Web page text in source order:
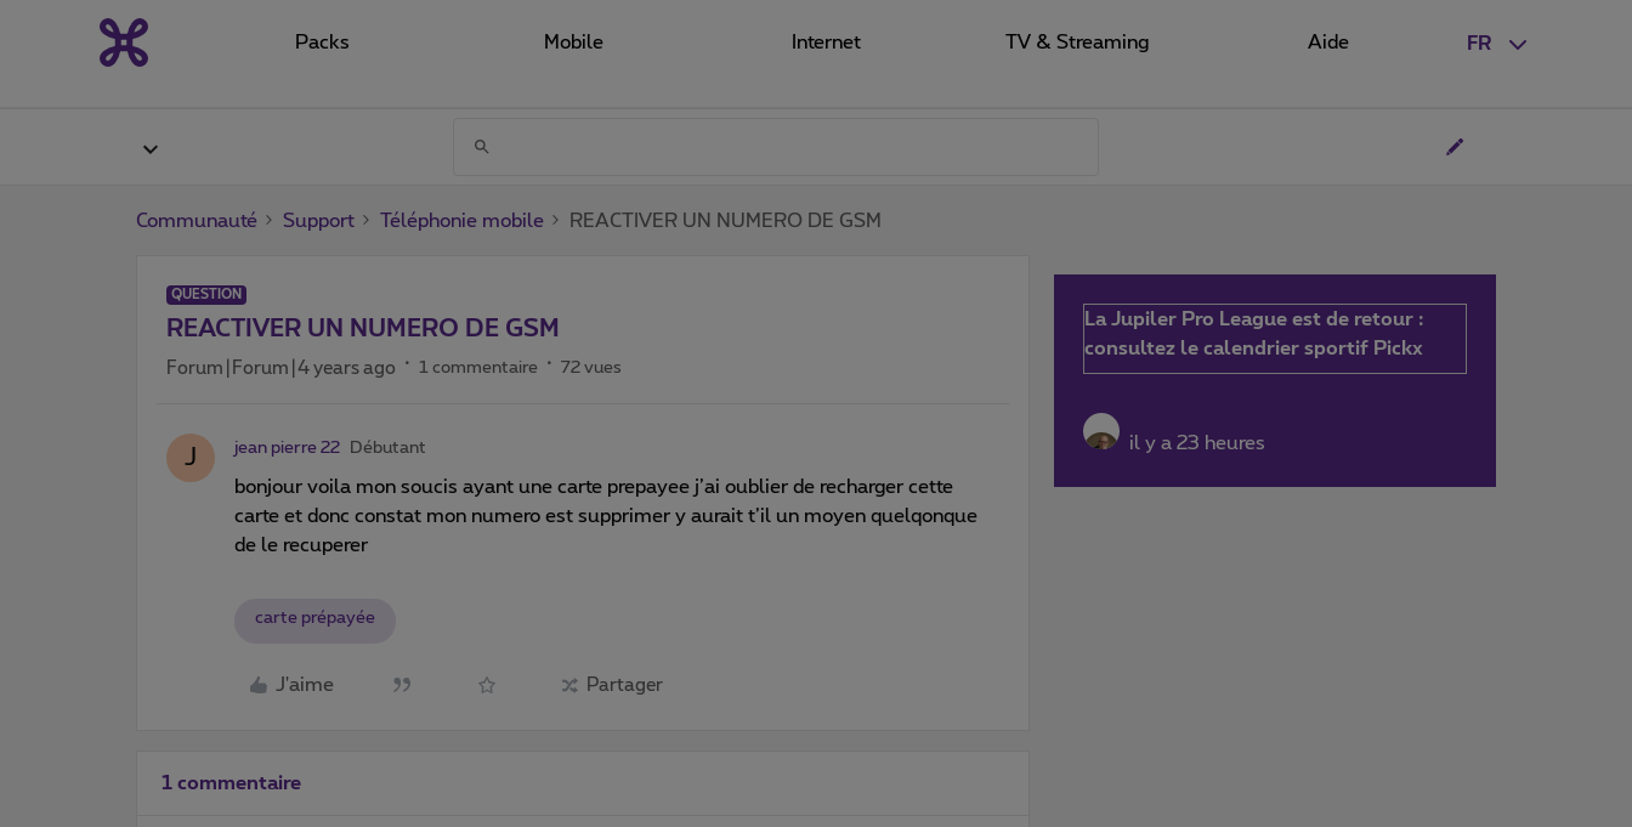
FR
Packs Mobile Internet TV & Streaming Aide
Communauté Support Téléphonie mobile REACTIVER UN NUMERO DE GSM
QUESTION
REACTIVER UN NUMERO DE GSM
Forum|Forum|4 years ago 1 commentaire 72 vues
J jean pierre 22 Débutant
bonjour voila mon soucis ayant une carte prepayee j’ai oublier de recharger cette
carte et donc constat mon numero est supprimer y aurait t’il un moyen quelqonque
de le recuperer
carte prépayée
J'aime Partager
1 commentaire
La Jupiler Pro League est de retour :
consultez le calendrier sportif Pickx
il y a 23 heures